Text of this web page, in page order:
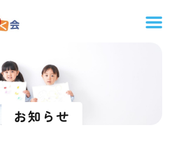
お知らせ